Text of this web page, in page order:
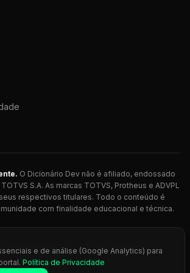
O Dicionário Dev não é afiliado, endossado
S.A. As marcas TOTVS, Protheus e ADVPL
respectivos titulares. Todo o conteúdo é
com finalidade educacional e técnica.
Feito com 💚 para desenvolvedores
Ctrl+K
e de análise (Google Analytics) para
Política de Privacidade